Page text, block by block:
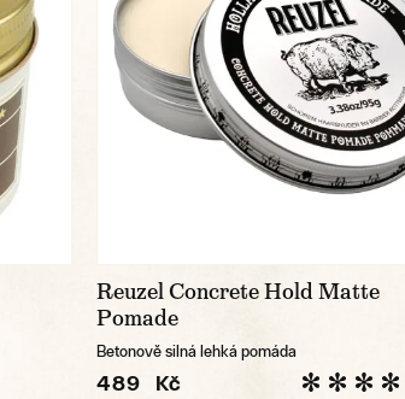
Reuzel Concrete Hold Matte
Pomade
Betonově silná lehká pomáda
489 Kč